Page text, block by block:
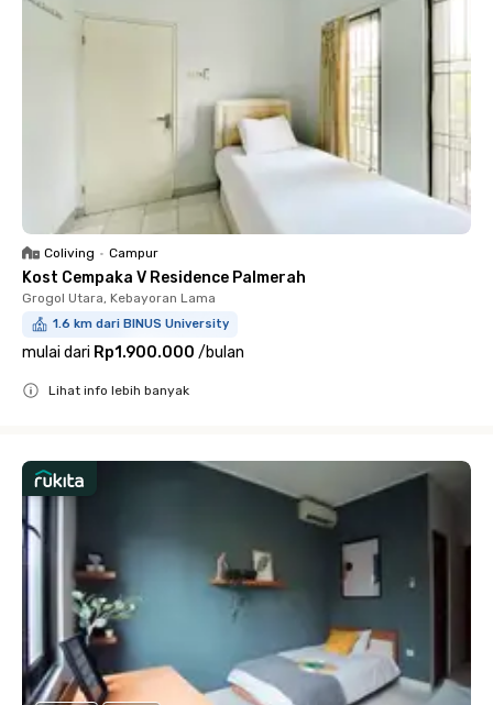
Coliving • Campur
Kost Cempaka V Residence Palmerah
Grogol Utara, Kebayoran Lama
1.6 km dari BINUS University
mulai dari Rp1.900.000 /bulan
Lihat info lebih banyak